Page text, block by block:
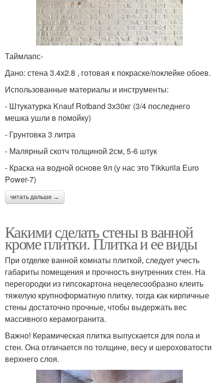
Таймлапс-
Дано: стена 3.4х2.8 , готовая к покраске/поклейке обоев.
Использованные материалы и инструменты:
- Штукатурка Knauf Rotband 3х30кг (3/4 последнего
мешка ушли в помойку)
- Грунтовка 3 литра
- Малярный скотч толщиной 2см, 5-6 штук
- Краска на водной основе 9л (у нас это Tikkurila Euro
Power-7)
читать дальше →
Какими сделать стены в ванной
кроме плитки. Плитка и ее виды
При отделке ванной комнаты плиткой, следует учесть
габариты помещения и прочность внутренних стен. На
перегородки из гипсокартона нецелесообразно клеить
тяжелую крупноформатную плитку, тогда как кирпичные
стены достаточно прочные, чтобы выдержать вес
массивного керамогранита.
Важно! Керамическая плитка выпускается для пола и
стен. Она отличается по толщине, весу и шероховатости
верхнего слоя.